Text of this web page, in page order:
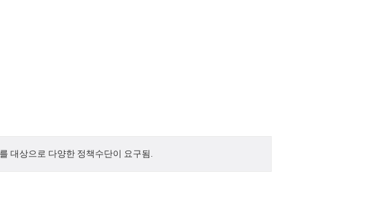
대상으로 다양한 정책수단이 요구됨.